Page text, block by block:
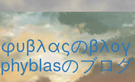
φυβλαςのβλογ
phyblasのブログ